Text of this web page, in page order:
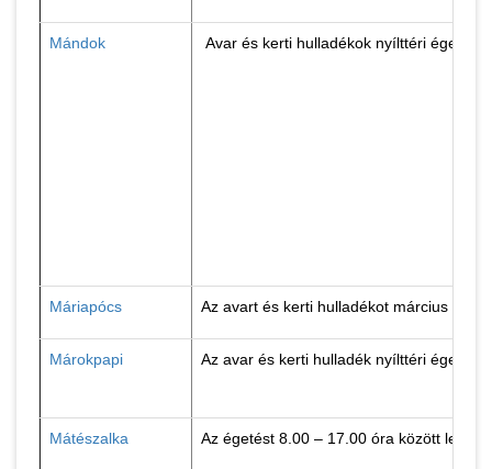
Mándok Avar és kerti hulladékok nyílttéri
Máriapócs Az avart és kerti hulladékot március 1.
Márokpapi Az avar és kerti hulladék nyílttéri
Mátészalka Az égetést 8.00 – 17.00 óra között lehet